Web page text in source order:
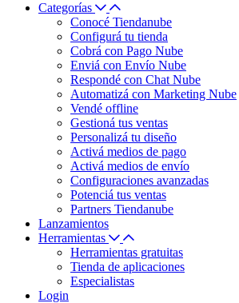
Categorías
Conocé Tiendanube
Configurá tu tienda
Cobrá con Pago Nube
Enviá con Envío Nube
Respondé con Chat Nube
Automatizá con Marketing Nube
Vendé offline
Gestioná tus ventas
Personalizá tu diseño
Activá medios de pago
Activá medios de envío
Configuraciones avanzadas
Potenciá tus ventas
Partners Tiendanube
Lanzamientos
Herramientas
Herramientas gratuitas
Tienda de aplicaciones
Especialistas
Login